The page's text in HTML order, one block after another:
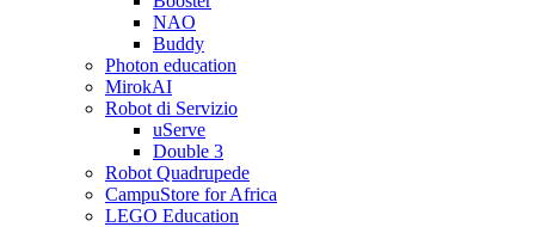
NAO
Buddy
Photon education
MirokAI
Robot di Servizio
uServe
Double 3
Robot Quadrupede
CampuStore for Africa
LEGO Education